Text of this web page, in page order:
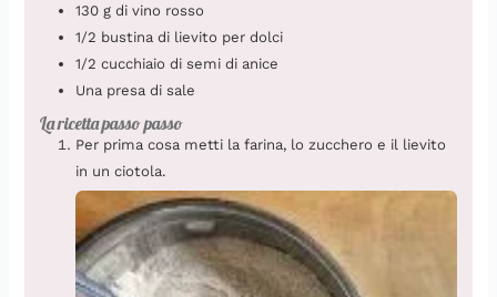
130 g di vino rosso
1/2 bustina di lievito per dolci
1/2 cucchiaio di semi di anice
Una presa di sale
La ricetta passo passo
Per prima cosa metti la farina, lo zucchero e il lievito
in un ciotola.